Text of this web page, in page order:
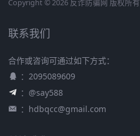
Copyright © 2026 反诈防骗网 版权所有
联系我们
合作或咨询可通过如下方式：
：2095089609
：@say588
： hdbqcc@gmail.com